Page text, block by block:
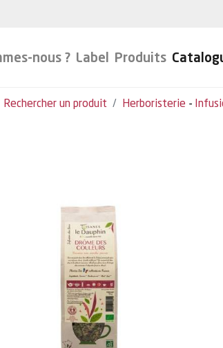
nous ? Label Produits
Rechercher un produit Herboristerie -